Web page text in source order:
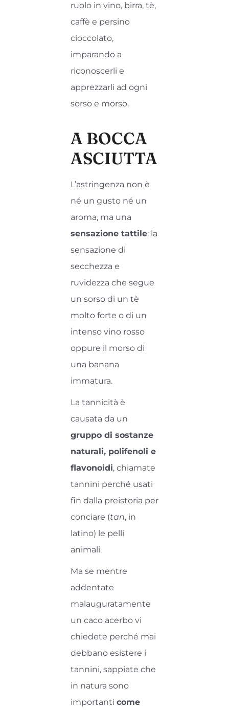
ruolo in vino, birra, tè,
caffè e persino
cioccolato,
imparando a
riconoscerli e
apprezzarli ad ogni
sorso e morso.
A BOCCA
ASCIUTTA
L’astringenza non è
né un gusto né un
aroma, ma una
sensazione tattile: la
sensazione di
secchezza e
ruvidezza che segue
un sorso di un tè
molto forte o di un
intenso vino rosso
oppure il morso di
una banana
immatura.
La tannicità è
causata da un
gruppo di sostanze
naturali, polifenoli e
flavonoidi, chiamate
tannini perché usati
fin dalla preistoria per
conciare (tan, in
latino) le pelli
animali.
Ma se mentre
addentate
malauguratamente
un caco acerbo vi
chiedete perché mai
debbano esistere i
tannini, sappiate che
in natura sono
importanti come